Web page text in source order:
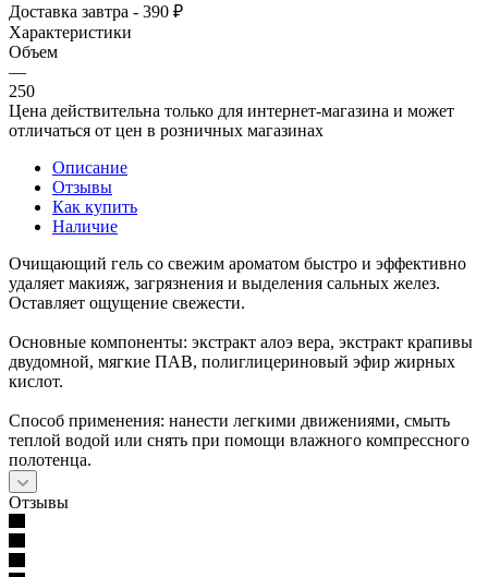
Доставка завтра - 390 ₽
Характеристики
Объем
—
250
Цена действительна только для интернет-магазина и может
отличаться от цен в розничных магазинах
Описание
Отзывы
Как купить
Наличие
Очищающий гель со свежим ароматом быстро и эффективно
удаляет макияж, загрязнения и выделения сальных желез.
Оставляет ощущение свежести.
Основные компоненты: экстракт алоэ вера, экстракт крапивы
двудомной, мягкие ПАВ, полиглицериновый эфир жиpных
кислот.
Способ применения: нанести легкими движениями, смыть
теплой водой или снять при помощи влажного компрессного
полотенца.
Отзывы